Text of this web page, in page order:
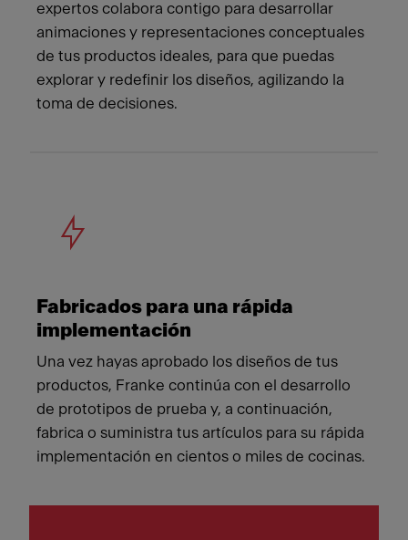
expertos colabora contigo para desarrollar
animaciones y representaciones conceptuales
de tus productos ideales, para que puedas
explorar y redefinir los diseños, agilizando la
toma de decisiones.
Fabricados para una rápida
implementación
Una vez hayas aprobado los diseños de tus
productos, Franke continúa con el desarrollo
de prototipos de prueba y, a continuación,
fabrica o suministra tus artículos para su rápida
implementación en cientos o miles de cocinas.